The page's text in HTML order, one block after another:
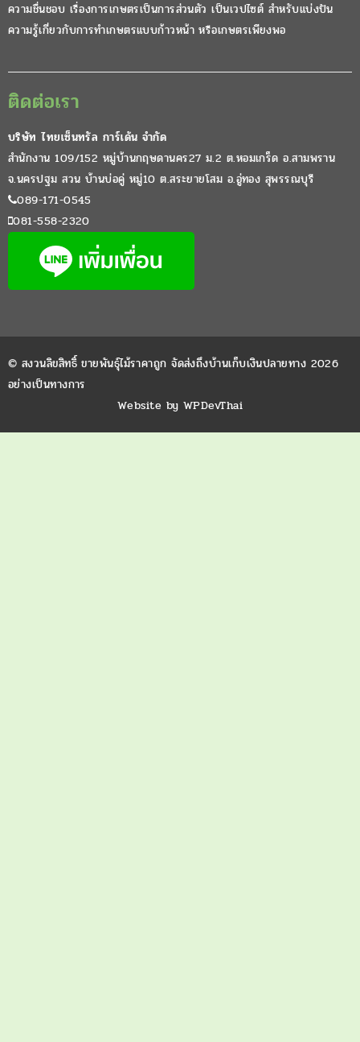
ความชื่นชอบ เรื่องการเกษตรเป็นการส่วนตัว เป็นเวปไซต์ สำหรับแบ่งปัน
ความรู้เกี่ยวกับการทำเกษตรแบบก้าวหน้า หรือเกษตรเพียงพอ
ติดต่อเรา
บริษัท ไทยเซ็นทรัล การ์เด้น จำกัด
สำนักงาน 109/152 หมู่บ้านกฤษดานคร27 ม.2 ต.หอมเกร็ด อ.สามพราน
จ.นครปฐม สวน บ้านบ่อคู่ หมู่10 ต.สระยายโสม อ.อู่ทอง สุพรรณบุรี
089-171-0545
081-558-2320
© สงวนลิขสิทธิ์ ขายพันธุ์ไม้ราคาถูก จัดส่งถึงบ้านเก็บเงินปลายทาง 2026
อย่างเป็นทางการ
Website by WPDevThai